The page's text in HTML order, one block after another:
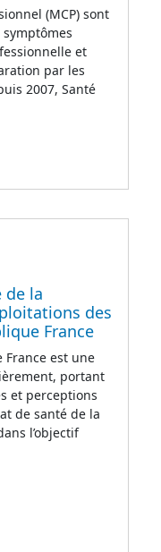
(MCP) sont
et
par les
2007, Santé
de la
des
France
France est une
portant
et perceptions
de santé de la
l’objectif